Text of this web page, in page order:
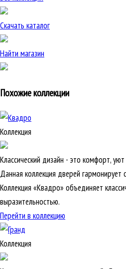
Скачать каталог
Найти магазин
Похожие коллекции
Коллекция
Классический дизайн - это комфорт,
Данная коллекция дверей
Коллекция «Квадро» объединяет
выразительностью.
Перейти в коллекцию
Коллекция